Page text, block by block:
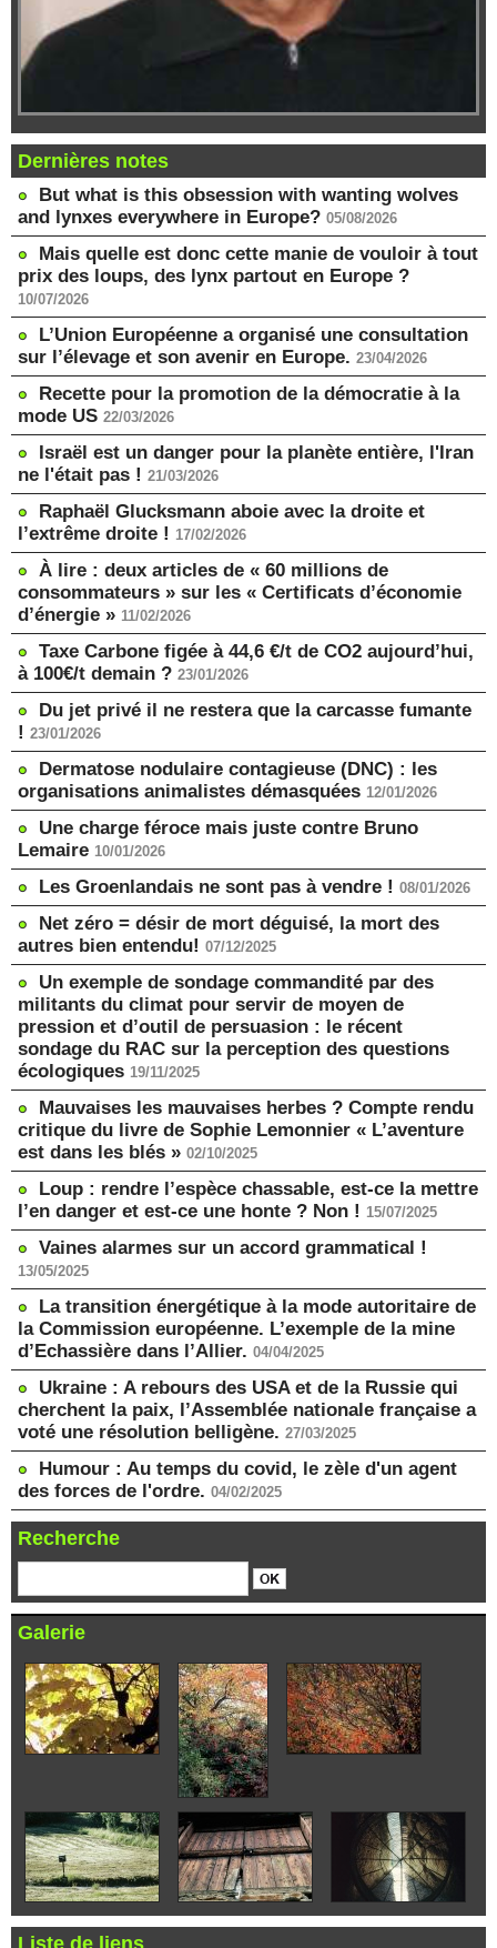
Dernières notes
But what is this obsession with wanting wolves
and lynxes everywhere in Europe? 05/08/2026
Mais quelle est donc cette manie de vouloir à tout
prix des loups, des lynx partout en Europe ?
10/07/2026
L’Union Européenne a organisé une consultation
sur l’élevage et son avenir en Europe. 23/04/2026
Recette pour la promotion de la démocratie à la
mode US 22/03/2026
Israël est un danger pour la planète entière, l'Iran
ne l'était pas ! 21/03/2026
Raphaël Glucksmann aboie avec la droite et
l’extrême droite ! 17/02/2026
À lire : deux articles de « 60 millions de
consommateurs » sur les « Certificats d’économie
d’énergie » 11/02/2026
Taxe Carbone figée à 44,6 €/t de CO2 aujourd’hui,
à 100€/t demain ? 23/01/2026
Du jet privé il ne restera que la carcasse fumante
! 23/01/2026
Dermatose nodulaire contagieuse (DNC) : les
organisations animalistes démasquées 12/01/2026
Une charge féroce mais juste contre Bruno
Lemaire 10/01/2026
Les Groenlandais ne sont pas à vendre ! 08/01/2026
Net zéro = désir de mort déguisé, la mort des
autres bien entendu! 07/12/2025
Un exemple de sondage commandité par des
militants du climat pour servir de moyen de
pression et d’outil de persuasion : le récent
sondage du RAC sur la perception des questions
écologiques 19/11/2025
Mauvaises les mauvaises herbes ? Compte rendu
critique du livre de Sophie Lemonnier « L’aventure
est dans les blés » 02/10/2025
Loup : rendre l’espèce chassable, est-ce la mettre
l’en danger et est-ce une honte ? Non ! 15/07/2025
Vaines alarmes sur un accord grammatical !
13/05/2025
La transition énergétique à la mode autoritaire de
la Commission européenne. L’exemple de la mine
d’Echassière dans l’Allier. 04/04/2025
Ukraine : A rebours des USA et de la Russie qui
cherchent la paix, l’Assemblée nationale française a
voté une résolution belligène. 27/03/2025
Humour : Au temps du covid, le zèle d'un agent
des forces de l'ordre. 04/02/2025
Recherche
Galerie